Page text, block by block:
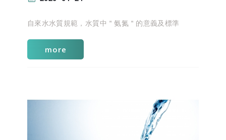
自來水水質規範，水質中＂氨氮＂的意義及標準
more